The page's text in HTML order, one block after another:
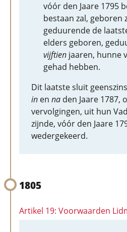
vóór den Jaare 1795
bestaan zal, geboren
geduurende de
elders geboren,
vijftien jaaren, hunne
gehad hebben.
Dit laatste sluit
in en na den Jaare 1787,
vervolgingen, uit hun
zijnde, vóór den Jaare
wedergekeerd.
1805
Artikel 19: Voorwaarden